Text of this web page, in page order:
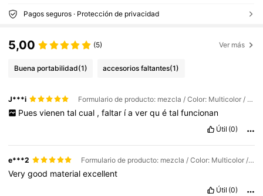
Pagos seguros · Protección de privacidad
5,00 (5) Ver más
Buena portabilidad(1) accesorios faltantes(1)
J***i Formulario de producto: mezcla / Color: Multicolor / Talla: Unitalla
Pues vienen tal cual , faltar ía ver qu é tal funcionan
Útil (0)
e***2 Formulario de producto: mezcla / Color: Multicolor / Talla: Unitalla
Verygood materialexcellent
Útil (0)